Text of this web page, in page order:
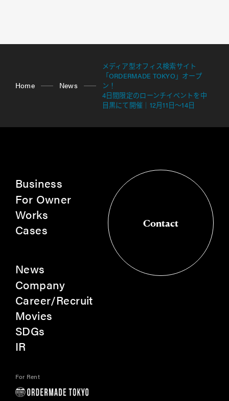
Home News
メディア型オフィス検索サイト
「ORDERMADE TOKYO」オープ
ン！
4日間限定のローンチイベントを中
目黒にて開催｜12月11日～14日
Business
For Owner
Works
Cases
News
Company
Career/Recruit
Movies
SDGs
IR
For Rent
Contact